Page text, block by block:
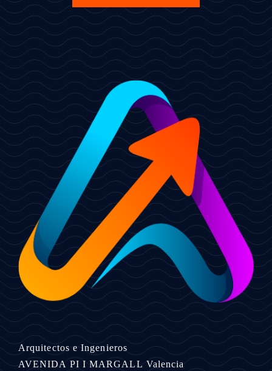
Arquitectos e Ingenieros
AVENIDA PI I MARGALL Valencia